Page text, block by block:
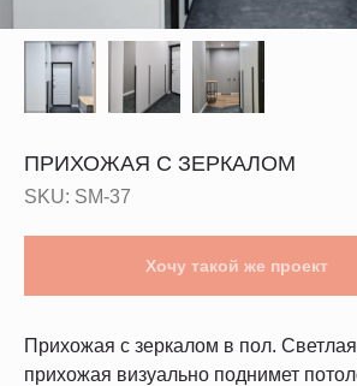
ПРИХОЖАЯ С ЗЕРКАЛОМ
SKU: SM-37
Хочу такой же проект
Прихожая с зеркалом в пол.
прихожая визуально поднимет